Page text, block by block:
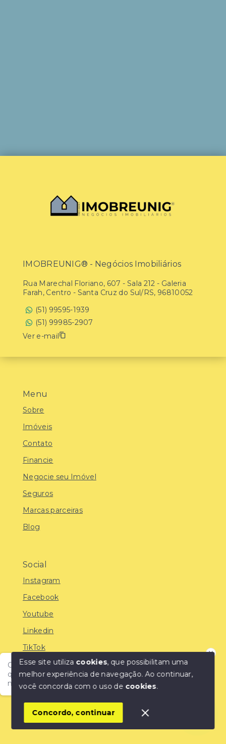
Olá! Encontre o imóvel ideal com a IMOBREUNIG®:
qualidade, confiança e as melhores oportunidades do
mercado!
Menu
Sobre
Imóveis
Contato
Financie
Negocie seu Imóvel
Seguros
Marcas parceiras
Blog
Social
Instagram
Facebook
Youtube
Linkedin
TikTok
© Copyright 2026 - IMOBREUNIG® - Negócios
SITE PARA IMOBILIARIA
IMOBREUNIG® - Negócios Imobiliários
Rua Marechal Floriano, 607 - Sala 212 - Galeria
Farah, Centro - Santa Cruz do Sul/RS, 96810052
(51) 99595-1939
(51) 99985-2907
Ver e-mail
Esse site utiliza cookies, que possibilitam uma
melhor experiência de navegação.Ao continuar,
você concorda com o uso de cookies.
Concordo, continuar